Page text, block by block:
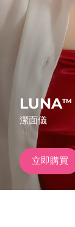
LUNATM
潔面儀
立即購買
熱門產品
特別優惠
紅光療法
英國
西班牙
澳洲
德國
加拿大